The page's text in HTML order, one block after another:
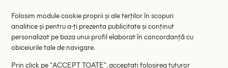
Confirm că am citit și sunt de acord cuPolitica de confidentialitate
Folosim module cookie proprii și ale terților în scopuri
analitice și pentru a-ți prezenta publicitate și conținut
personalizat pe baza unui profil elaborat în concordanță cu
obiceiurile tale de navigare.
Prin click pe "ACCEPT TOATE", acceptati folosirea tuturor